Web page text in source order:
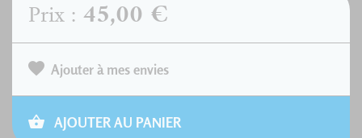
Prix : 45,00 €
Ajouter à mes envies
AJOUTER AU PANIER